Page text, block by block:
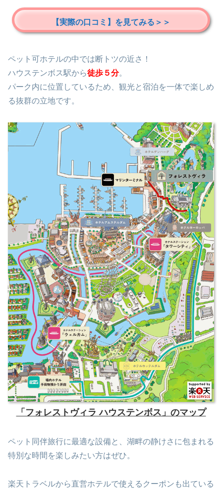
【実際の口コミ】を見てみる＞＞
ペット可ホテルの中では断トツの近さ！
ハウステンボス駅から徒歩５分。
パーク内に位置しているため、観光と宿泊を一体で楽しめ
る抜群の立地です。
「フォレストヴィラ ハウステンボス」のマップ
ペット同伴旅行に最適な設備と、湖畔の静けさに包まれる
特別な時間を楽しみたい方はぜひ。
楽天トラベルから直営ホテルで使えるクーポンも出ている